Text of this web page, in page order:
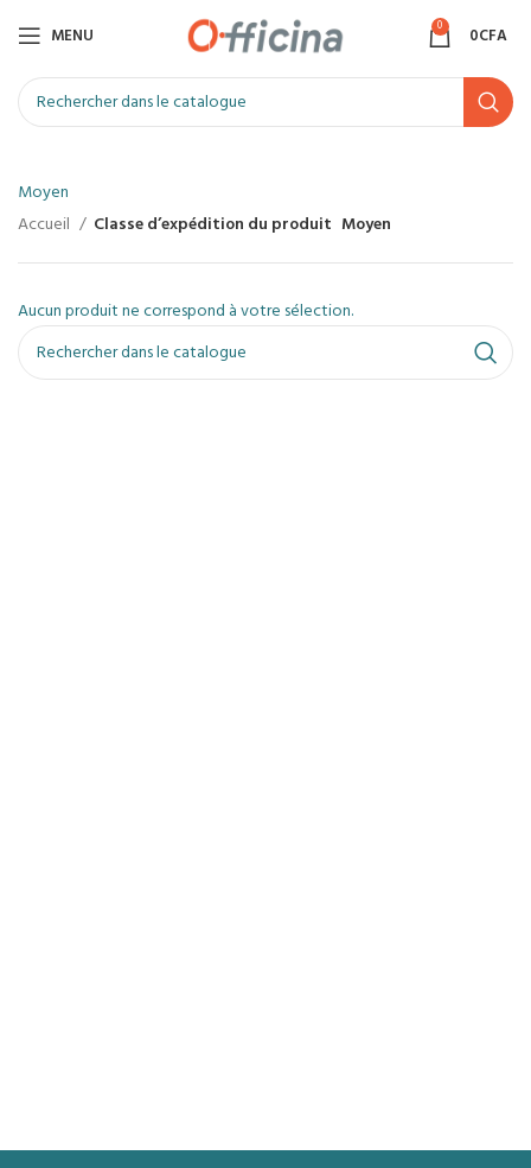
MENU 0 0CFA
Moyen
Accueil
Classe d’expédition du produit Moyen
Aucun produit ne correspond à votre sélection.